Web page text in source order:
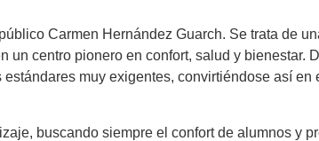
Carmen Hernández Guarch. Se trata de
centro pionero en confort, salud y bienestar.
muy exigentes, convirtiéndose así en
buscando siempre el confort de alumnos y